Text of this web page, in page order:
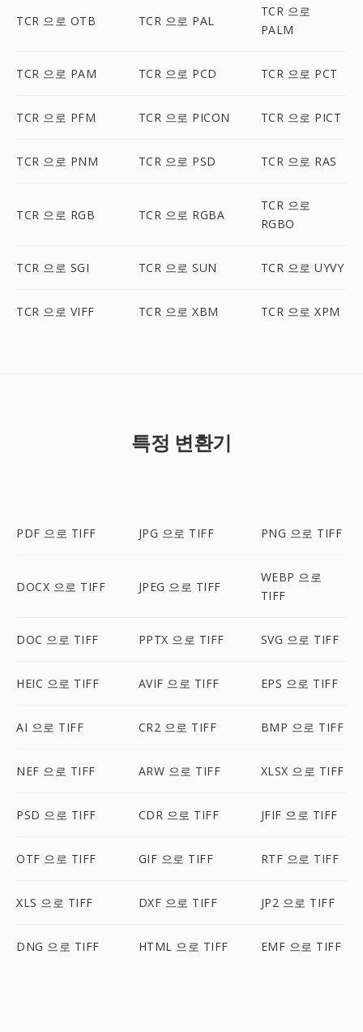
TCR 으로 OTB TCR 으로 PAL
TCR 으로
PALM
TCR 으로 PAM TCR 으로 PCD TCR 으로 PCT
TCR 으로 PFM TCR 으로 PICON TCR 으로 PICT
TCR 으로 PNM TCR 으로 PSD TCR 으로 RAS
TCR 으로 RGB TCR 으로 RGBA
TCR 으로
RGBO
TCR 으로 SGI TCR 으로 SUN TCR 으로 UYVY
TCR 으로 VIFF TCR 으로 XBM TCR 으로 XPM
특정 변환기
PDF 으로 TIFF JPG 으로 TIFF PNG 으로 TIFF
DOCX 으로 TIFF JPEG 으로 TIFF
WEBP 으로
TIFF
DOC 으로 TIFF PPTX 으로 TIFF SVG 으로 TIFF
HEIC 으로 TIFF AVIF 으로 TIFF EPS 으로 TIFF
AI 으로 TIFF CR2 으로 TIFF BMP 으로 TIFF
NEF 으로 TIFF ARW 으로 TIFF XLSX 으로 TIFF
PSD 으로 TIFF CDR 으로 TIFF JFIF 으로 TIFF
OTF 으로 TIFF GIF 으로 TIFF RTF 으로 TIFF
XLS 으로 TIFF DXF 으로 TIFF JP2 으로 TIFF
DNG 으로 TIFF HTML 으로 TIFF EMF 으로 TIFF